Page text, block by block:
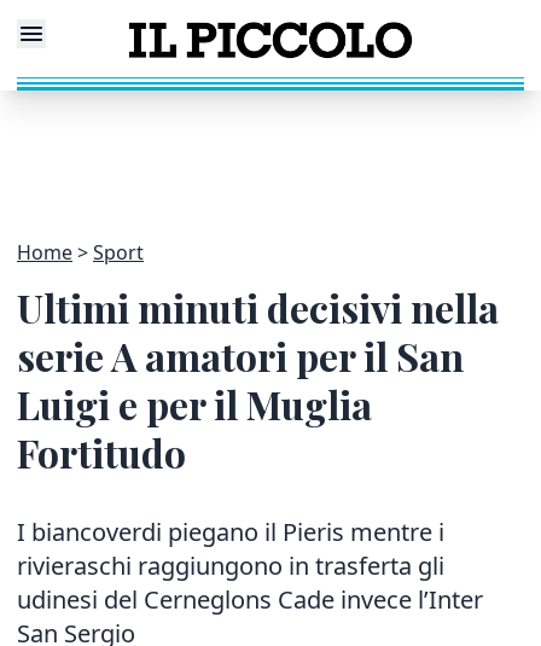
Home Sport
Ultimi minuti decisivi nella
serie A amatori per il San
Luigi e per il Muglia
Fortitudo
I biancoverdi piegano il Pieris mentre i
rivieraschi raggiungono in trasferta gli
udinesi del Cerneglons Cade invece l’Inter
San Sergio